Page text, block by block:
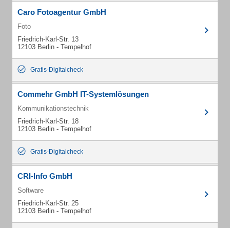
Caro Fotoagentur GmbH
Foto
Friedrich-Karl-Str. 13
12103 Berlin - Tempelhof
Gratis-Digitalcheck
Commehr GmbH IT-Systemlösungen
Kommunikationstechnik
Friedrich-Karl-Str. 18
12103 Berlin - Tempelhof
Gratis-Digitalcheck
CRI-Info GmbH
Software
Friedrich-Karl-Str. 25
12103 Berlin - Tempelhof